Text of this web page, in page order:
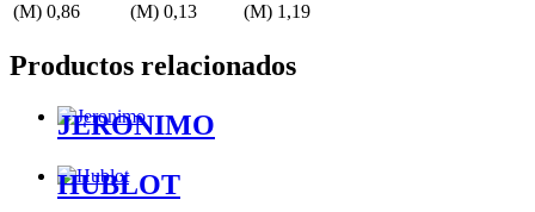
(M) 0,86
(M) 0,13 (M) 1,19
Productos relacionados
JERONIMO
HUBLOT